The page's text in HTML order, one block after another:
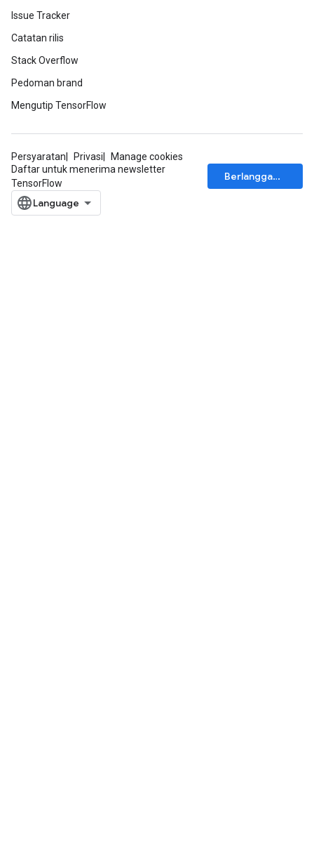
Issue Tracker
Catatan rilis
Stack Overflow
Pedoman brand
Mengutip TensorFlow
Persyaratan Privasi
Manage cookies
Daftar untuk menerima newsletter
TensorFlow
Berlangganan